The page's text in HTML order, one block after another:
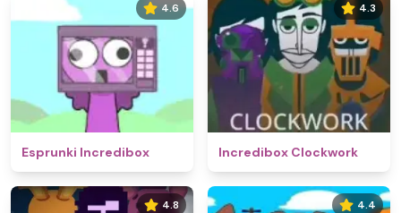
4.6
Esprunki Incredibox
4.3
Incredibox Clockwork
4.8 4.4